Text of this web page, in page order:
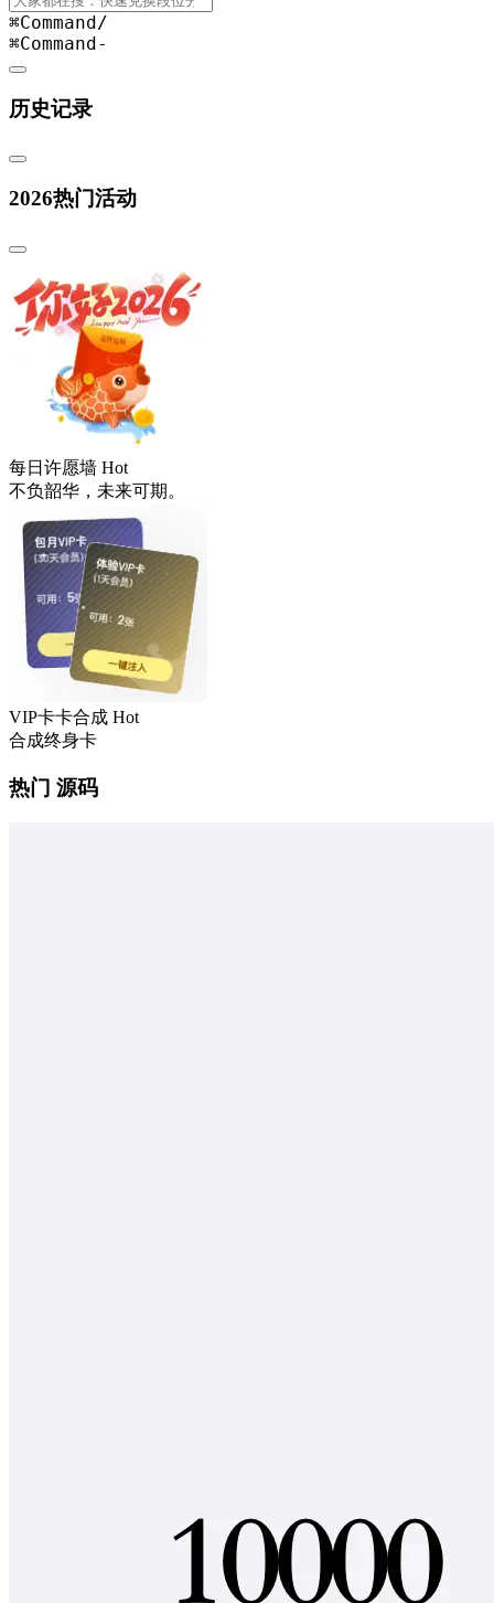
⌘Command/
⌘Command-
历史记录
2026热门活动
每日许愿墙 Hot
不负韶华，未来可期。
VIP卡卡合成 Hot
合成终身卡
热门 源码